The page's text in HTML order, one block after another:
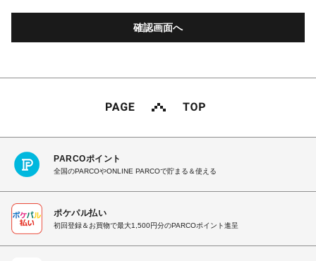
PARCOポイント
全国のPARCOやONLINE PARCOで貯まる＆使える
ポケパル払い
初回登録＆お買物で最大1,500円分のPARCOポイント進呈